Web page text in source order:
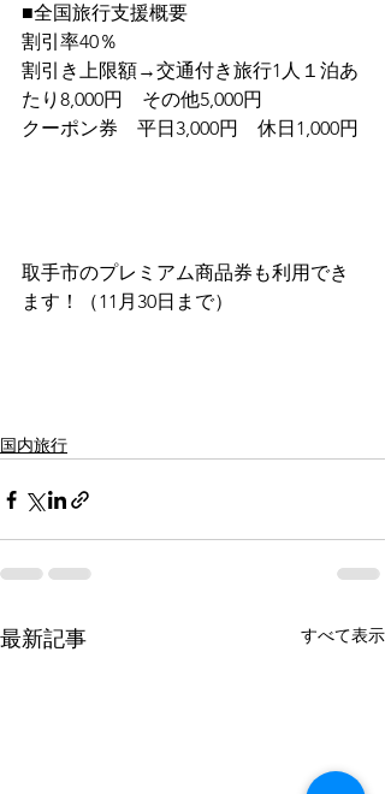
■全国旅行支援概要
割引率40％
割引き上限額→交通付き旅行1人１泊あ
たり8,000円　その他5,000円
クーポン券　平日3,000円　休日1,000円
取手市のプレミアム商品券も利用でき
ます！（11月30日まで）
国内旅行
最新記事 すべて表示